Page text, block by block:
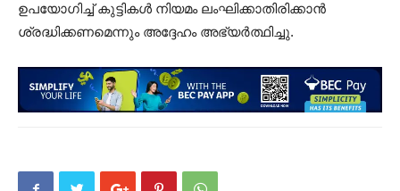
ഉപയോഗിച്ച് കുട്ടികൾ നിയമം ലംഘിക്കാതിരിക്കാൻ
ശ്രദ്ധിക്കണമെന്നും അദ്ദേഹം അഭ്യർത്ഥിച്ചു.